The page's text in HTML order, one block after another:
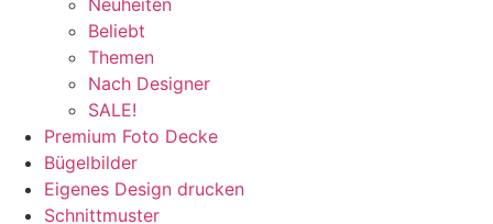
Neuheiten
Beliebt
Themen
Nach Designer
SALE!
Premium Foto Decke
Bügelbilder
Eigenes Design drucken
Schnittmuster